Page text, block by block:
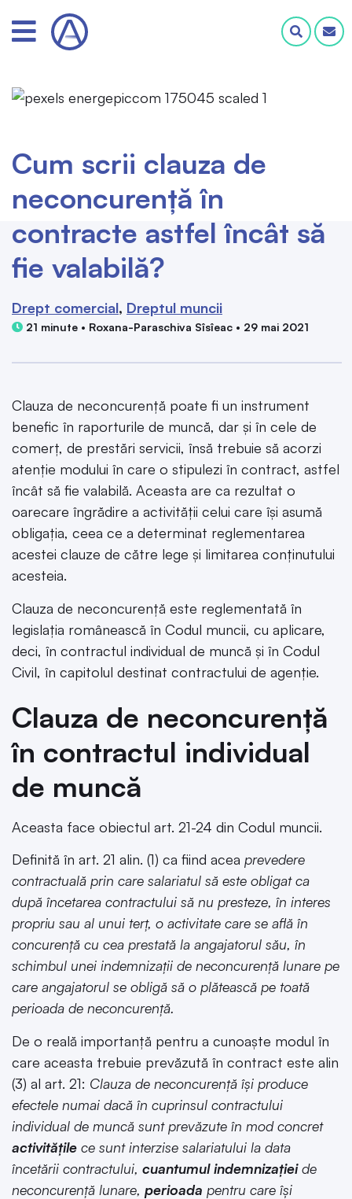
Cum scrii clauza de
neconcurență în
contracte astfel încât să
fie valabilă?
Drept comercial Dreptul muncii
21 minute • Roxana-Paraschiva Sîsîeac • 29 mai 2021
Clauza de neconcurență poate fi un instrument
benefic în raporturile de muncă, dar și în cele de
comerț, de prestări servicii, însă trebuie să acorzi
atenție modului în care o stipulezi în contract, astfel
încât să fie valabilă. Aceasta are ca rezultat o
oarecare îngrădire a activității celui care își asumă
obligația, ceea ce a determinat reglementarea
acestei clauze de către lege și limitarea conținutului
acesteia.
Clauza de neconcurență este reglementată în
legislația românească în Codul muncii, cu aplicare,
deci, în contractul individual de muncă și în Codul
Civil, în capitolul destinat contractului de agenție.
Clauza de neconcurență
în contractul individual
de muncă
Aceasta face obiectul art. 21-24 din Codul muncii.
Definită în art. 21 alin. (1) ca fiind acea prevedere
contractuală prin care salariatul să este obligat ca
după încetarea contractului să nu presteze, în interes
propriu sau al unui terţ, o activitate care se află în
concurenţă cu cea prestată la angajatorul său, în
schimbul unei indemnizaţii de neconcurenţă lunare pe
care angajatorul se obligă să o plătească pe toată
perioada de neconcurenţă.
De o reală importanță pentru a cunoaște modul în
care aceasta trebuie prevăzută în contract este alin
(3) al art. 21: Clauza de neconcurenţă îşi produce
efectele numai dacă în cuprinsul contractului
individual de muncă sunt prevăzute în mod concret
activităţile ce sunt interzise salariatului la data
încetării contractului, cuantumul indemnizaţieide
neconcurenţă lunare, perioada pentru care îşi